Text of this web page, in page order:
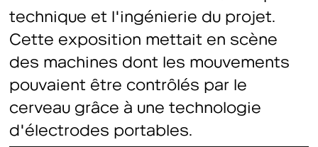
technique et l'ingénierie du projet.
Cette exposition mettait en scène
des machines dont les mouvements
pouvaient être contrôlés par le
cerveau grâce à une technologie
d'électrodes portables.